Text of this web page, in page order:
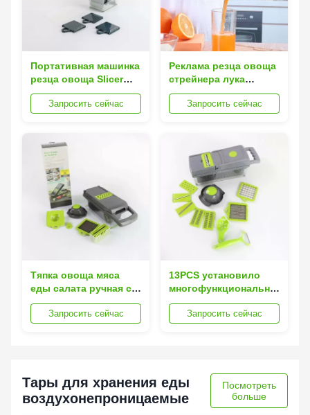
Портативная машинка
резца овоща Slicer
лука картошки
многофункциональная
Запросить сейчас
Реклама резца овоща
стрейнера лука
моркови Peeler
картошки
Запросить сейчас
Тяпка овоща мяса
еды салата ручная с 7
лезвиями
Запросить сейчас
13PCS установило
многофункциональный
ручной Slicer овоща с
PeelerЗапросить сейчас
Тары для хранения еды
воздухонепроницаемые
Посмотреть
больше